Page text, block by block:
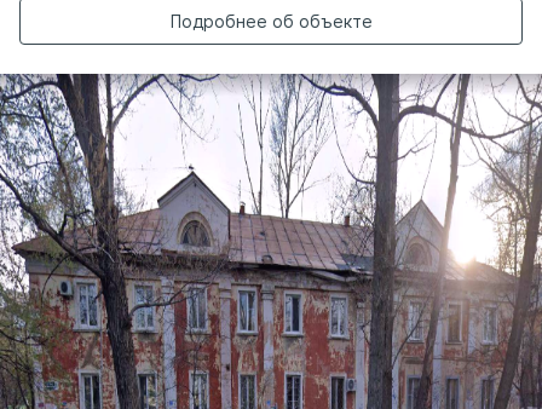
Подробнее об объекте